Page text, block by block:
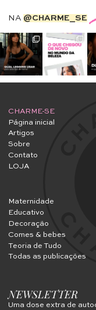
NA @CHARME_SE
CHARME-SE
Página inicial
Artigos
Sobre
Contato
LOJA
Maternidade
Educativo
Decoração
Comes & bebes
Teoria de Tudo
Todas as publicações
NEWSLETTER
Uma dose extra de